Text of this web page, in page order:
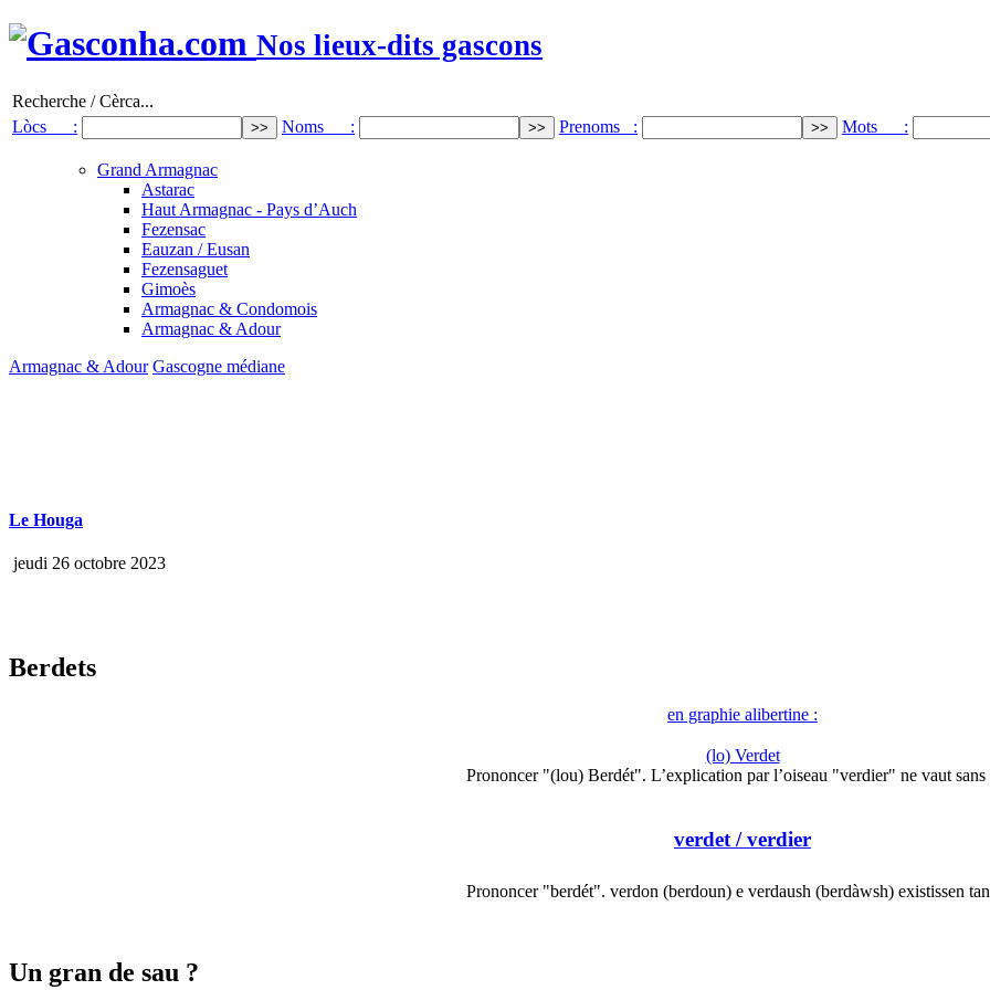
Nos lieux-dits gascons
Recherche / Cèrca...
Lòcs :
Noms : Prenoms : Mots :
Grand Armagnac
Astarac
Haut Armagnac - Pays d’Auch
Fezensac
Eauzan / Eusan
Fezensaguet
Gimoès
Armagnac & Condomois
Armagnac & Adour
Armagnac & Adour Gascogne médiane
Le Houga
jeudi 26 octobre 2023
Berdets
en graphie alibertine :
(lo) Verdet
Prononcer "(lou) Berdét". L’explication par l’oiseau "verdier" ne vaut
verdet / verdier
Prononcer "berdét". verdon (berdoun) e verdaush (berdàwsh) existissen
Un gran de sau ?